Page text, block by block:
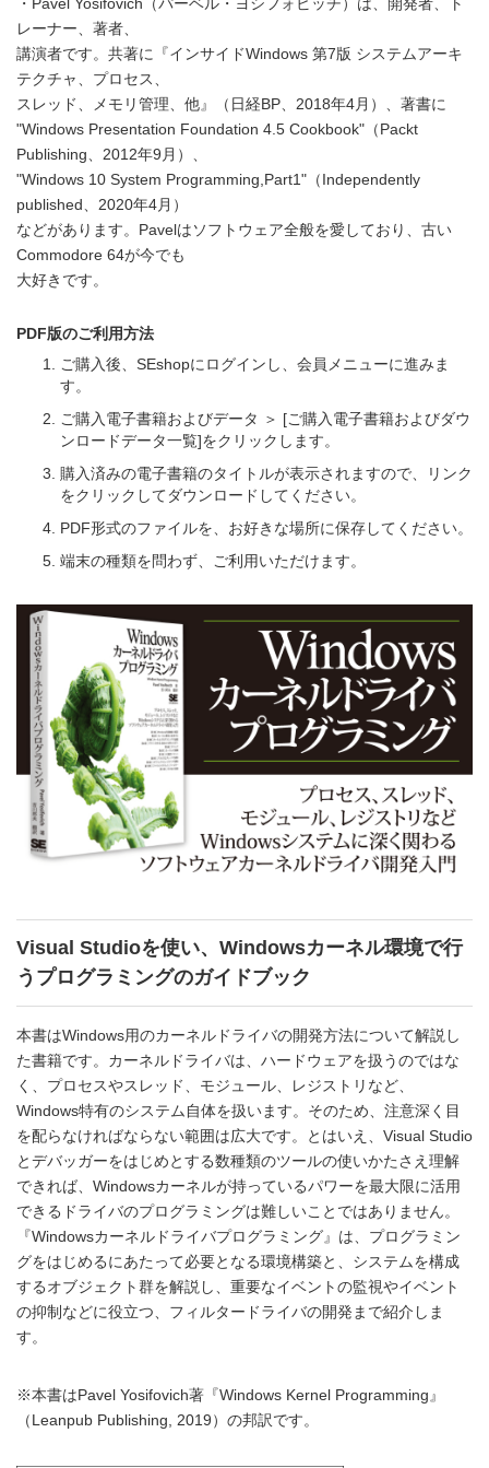
レーナー、著者、
講演者です。共著に『インサイドWindows 第7版 システムアーキ
テクチャ、プロセス、
スレッド、メモリ管理、他』（日経BP、2018年4月）、著書に
"Windows Presentation Foundation 4.5 Cookbook"（Packt
Publishing、2012年9月）、
"Windows 10 System Programming,Part1"（Independently
published、2020年4月）
などがあります。Pavelはソフトウェア全般を愛しており、古い
Commodore 64が今でも
大好きです。
PDF版のご利用方法
ご購入後、SEshopにログインし、会員メニューに進みま
す。
ご購入電子書籍およびデータ ＞ [ご購入電子書籍およびダウ
ンロードデータ一覧]をクリックします。
購入済みの電子書籍のタイトルが表示されますので、リンク
をクリックしてダウンロードしてください。
PDF形式のファイルを、お好きな場所に保存してください。
端末の種類を問わず、ご利用いただけます。
Visual Studioを使い、Windowsカーネル環境で行
うプログラミングのガイドブック
本書はWindows用のカーネルドライバの開発方法について解説し
た書籍です。カーネルドライバは、ハードウェアを扱うのではな
く、プロセスやスレッド、モジュール、レジストリなど、
Windows特有のシステム自体を扱います。そのため、注意深く目
を配らなければならない範囲は広大です。とはいえ、Visual Studio
とデバッガーをはじめとする数種類のツールの使いかたさえ理解
できれば、Windowsカーネルが持っているパワーを最大限に活用
できるドライバのプログラミングは難しいことではありません。
『Windowsカーネルドライバプログラミング』は、プログラミン
グをはじめるにあたって必要となる環境構築と、システムを構成
するオブジェクト群を解説し、重要なイベントの監視やイベント
の抑制などに役立つ、フィルタードライバの開発まで紹介しま
す。
※本書はPavel Yosifovich著『Windows Kernel Programming』
（Leanpub Publishing, 2019）の邦訳です。